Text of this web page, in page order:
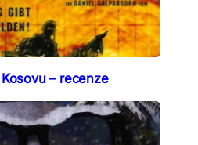
– recenze